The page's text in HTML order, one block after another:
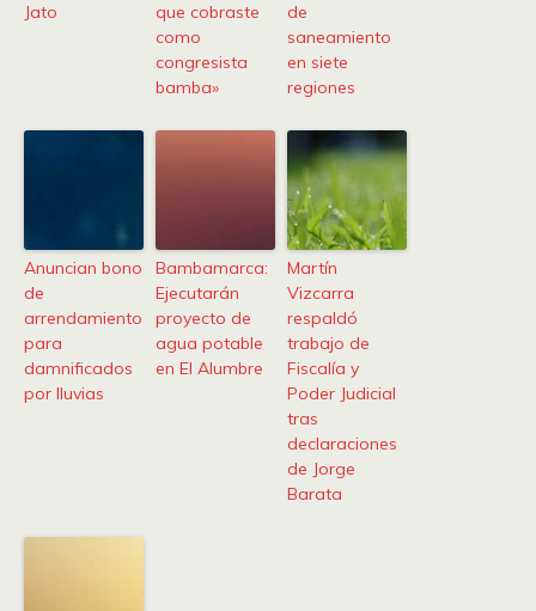
Jato
que cobraste
como
congresista
bamba»
de
saneamiento
en siete
regiones
Anuncian bono
de
arrendamiento
para
damnificados
por lluvias
Bambamarca:
Ejecutarán
proyecto de
agua potable
en El Alumbre
Martín
Vizcarra
respaldó
trabajo de
Fiscalía y
Poder Judicial
tras
declaraciones
de Jorge
Barata